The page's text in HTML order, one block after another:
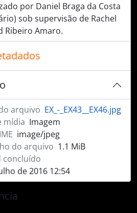
por Daniel Braga da Costa
sob supervisão de Rachel
Ribeiro Amaro.
arquivo EX_-_EX43__EX46.jpg
mídia Imagem
image/jpeg
do arquivo 1.1 MiB
concluído
de 2016 12:54